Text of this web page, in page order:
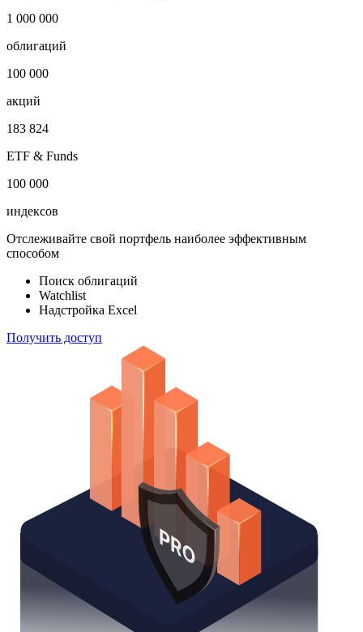
-
Откройте глобальную базу данных
1 000 000
облигаций
100 000
акций
183 824
ETF & Funds
100 000
Отслеживайте свой портфель наиболее эффективным
способом
Поиск облигаций
Надстройка Excel
Получить доступ